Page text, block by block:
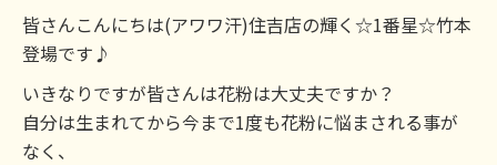
皆さんこんにちは(アワワ汗)住吉店の輝く☆1番星☆竹本
登場です♪
いきなりですが皆さんは花粉は大丈夫ですか？
自分は生まれてから今まで1度も花粉に悩まされる事が
なく、